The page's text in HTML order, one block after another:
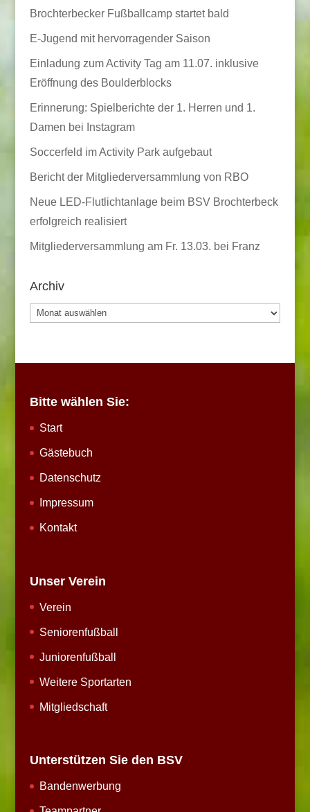
Brochterbecker Fußballcamp startet bald
E-Jugend mit hervorragender Saison
Einladung zum Activity Tag am 11.07. inklusive
Eröffnung des Boulderblocks
Erinnerung: Spielberichte der 1. Herren und 1.
Damen bei Instagram
Soccerfeld im Activity Park aufgebaut
Bericht der Mitgliederversammlung von RBO
Neue LED-Flutlichtanlage beim BSV Brochterbeck
erfolgreich realisiert
Mitgliederversammlung am Fr. 13.03. bei Franz
Archiv
Archiv
Bitte wählen Sie:
Start
Gästebuch
Datenschutz
Impressum
Kontakt
Unser Verein
Verein
Seniorenfußball
Juniorenfußball
Weitere Sportarten
Mitgliedschaft
Unterstützen Sie den BSV
Bandenwerbung